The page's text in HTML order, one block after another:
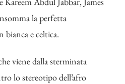
la perfetta
e celtica.
viene dalla sterminata
lo stereotipo dell’afro